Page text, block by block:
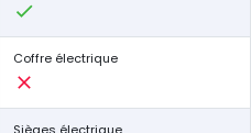
Coffre électrique